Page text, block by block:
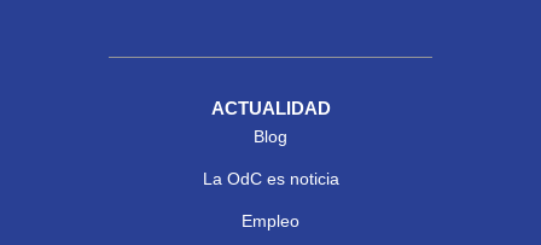
ACTUALIDAD
Blog
La OdC es noticia
Empleo